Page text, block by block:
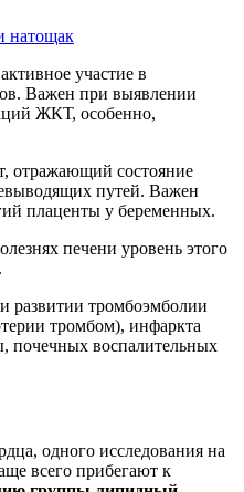
натощак
участие в
Важен при выявлении
ЖКТ, особенно,
отражающий состояние
путей. Важен
плаценты у беременных.
печени уровень этого
развитии тромбоэмболии
тромбом), инфаркта
почечных воспалительных
одного исследования на
всего прибегают к